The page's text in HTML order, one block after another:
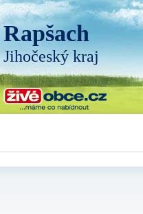
Rapšach
Jihočeský kraj